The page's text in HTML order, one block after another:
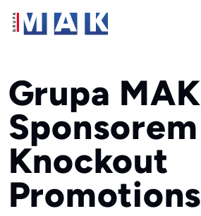
Grupa MAK
Sponsorem
Knockout
Promotions